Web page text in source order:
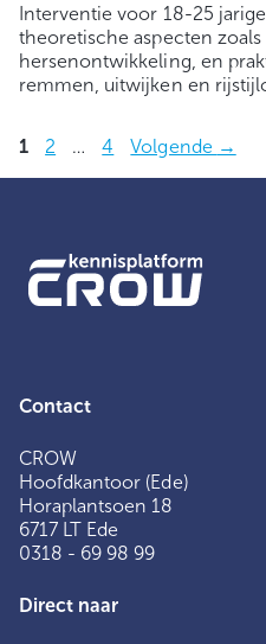
Interventie voor 18-25
theoretische aspecten zoals
hersenontwikkeling, en
remmen, uitwijken en
Pagina
1 Pagina
2 … Pagina
4 Volgende →
Contact
CROW
Hoofdkantoor (Ede)
Horaplantsoen 18
6717 LT Ede
0318 - 69 98 99
Direct naar